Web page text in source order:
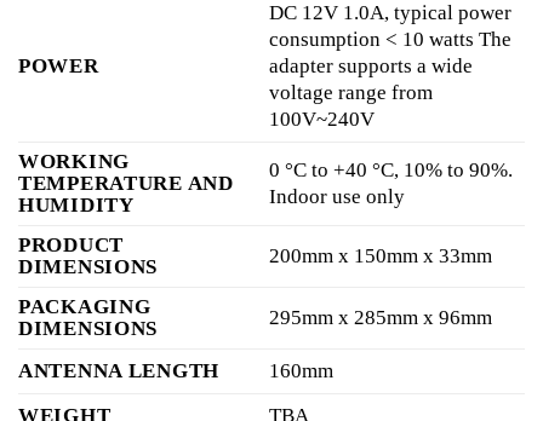
POWER
DC 12V 1.0A, typical power
consumption < 10 watts The
adapter supports a wide
voltage range from
100V~240V
WORKING
TEMPERATURE AND
HUMIDITY
0 °C to +40 °C, 10% to 90%.
Indoor use only
PRODUCT
DIMENSIONS
200mm x 150mm x 33mm
PACKAGING
DIMENSIONS
295mm x 285mm x 96mm
ANTENNA LENGTH
160mm
WEIGHT
TBA